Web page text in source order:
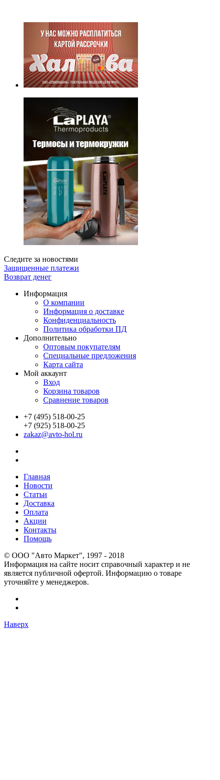
Следите за новостями
Защищенные платежи
Возврат денег
Информация
О компании
Информация о доставке
Конфиденциальность
Политика обработки ПД
Дополнительно
Оптовым покупателям
Специальные предложения
Карта сайта
Мой аккаунт
Вход
Корзина товаров
Сравнение товаров
+7 (495) 518-00-25
+7 (925) 518-00-25
zakaz@avto-hol.ru
Главная
Новости
Статьи
Доставка
Оплата
Акции
Контакты
Помощь
© OOO "Авто Маркет", 1997 - 2018
Информация на сайте носит справочный характер и не
является публичной офертой. Информацию о товаре
уточняйте у менеджеров.
Наверх